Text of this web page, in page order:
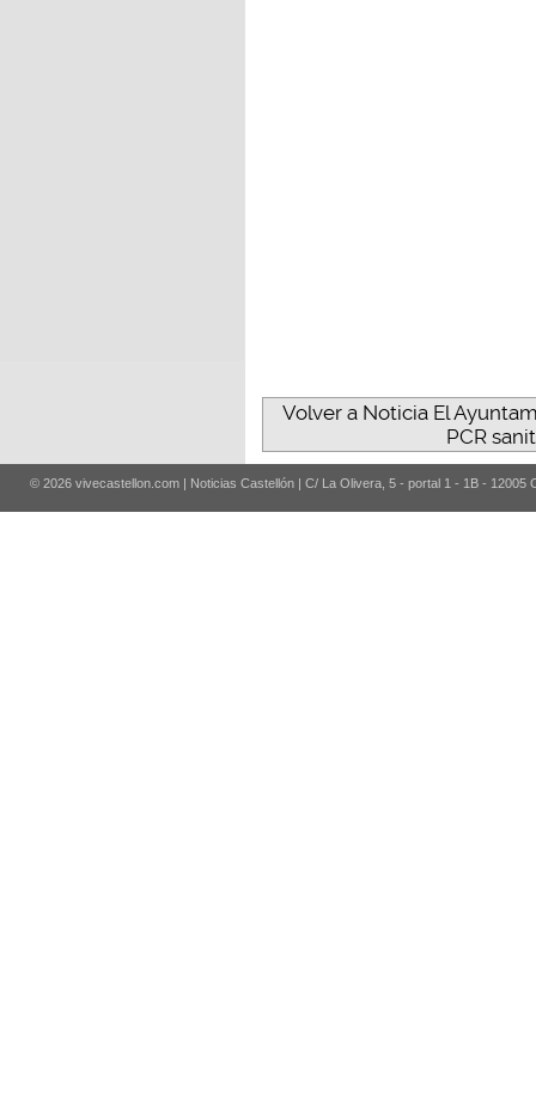
Volver a Noticia El
PCR
© 2026 vivecastellon.com | Noticias Castellón | C/ La Olivera, 5 - portal 1 - 1B - 12005